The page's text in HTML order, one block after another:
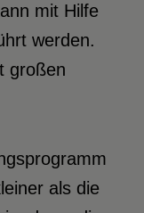
mit Hilfe
werden.
großen
als die